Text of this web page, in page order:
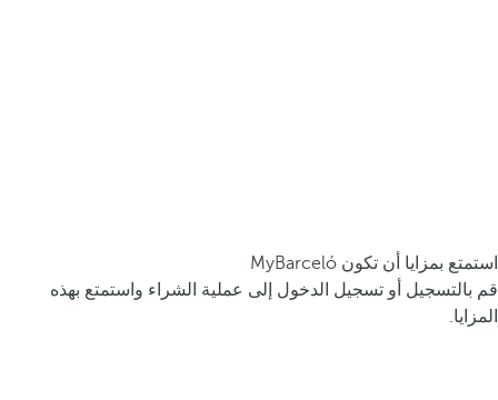
استمتع بمزايا أن تكون MyBarceló
قم بالتسجيل أو تسجيل الدخول إلى عملية الشراء واستمتع بهذه
المزايا.